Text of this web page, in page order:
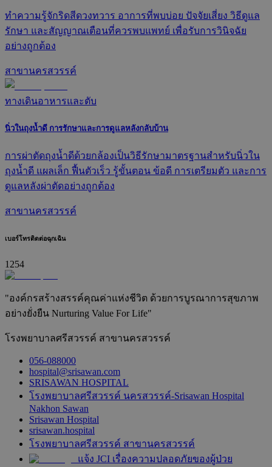
ทำความรู้จักริดสีดวงทวาร อาการที่พบบ่อย ปัจจัยเสี่ยง วิธีดูแล
รักษา และสัญญาณเตือนที่ควรพบแพทย์ เพื่อรับการวินิจฉัย
อย่างถูกต้อง
สาขานครสวรรค์
ทางเดินอาหารและตับ
นิ่วในถุงน้ำดี การรักษาและการดูแลหลังกลับบ้าน
การผ่าตัดถุงน้ำดีด้วยกล้องเป็นวิธีรักษามาตรฐานสำหรับนิ่วใน
ถุงน้ำดี แผลเล็ก ฟื้นตัวเร็ว รู้ขั้นตอน ข้อดี การเตรียมตัว และการ
ดูแลหลังผ่าตัดอย่างถูกต้อง
สาขานครสวรรค์
เบอร์โทรติดต่อฉุกเฉิน
1254
"องค์กรสร้างสรรค์คุณค่าแห่งชีวิต ด้วยการบูรณาการสุขภาพ
อย่างยั่งยืน Nurturing Value For Life"
โรงพยาบาลศรีสวรรค์ สาขานครสวรรค์
056-088000
hospital@srisawan.com
SRISAWAN HOSPITAL
โรงพยาบาลศรีสวรรค์ นครสวรรค์-Srisawan Hospital
Nakhon Sawan
Srisawan Hospital
srisawan.hospital
โรงพยาบาลศรีสวรรค์ สาขานครสวรรค์
แจ้ง JCI เรื่องความปลอดภัยของผู้ป่วย